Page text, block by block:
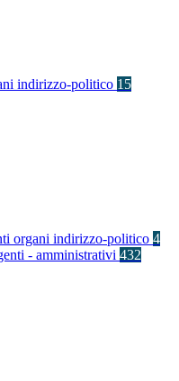
indirizzo-politico 15
organi indirizzo-politico 4
- amministrativi 432